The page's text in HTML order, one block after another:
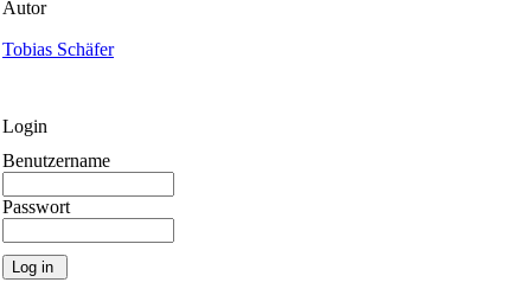
Autor
Tobias Schäfer
Login
Benutzername
Passwort